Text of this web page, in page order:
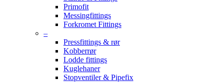
Primofit
Messingfittings
Forkromet Fittings
–
Pressfittings & rør
Kobberrør
Lodde fittings
Kuglehaner
Stopventiler & Pipefix